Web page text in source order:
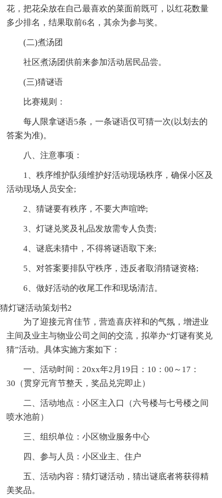
花，把花朵放在自己最喜欢的菜面前既可，以红花数量
多少排名，结果取前6名，其余为参与奖。
(二)煮汤团
社区煮汤团供前来参加活动居民品尝。
(三)猜谜语
比赛规则：
每人限拿谜语5条，一条谜语仅可猜一次(以划去的
答案为准)。
八、注意事项：
1、秩序维护队须维护好活动现场秩序，确保小区及
活动现场人员安全;
2、猜谜要有秩序，不要大声喧哗;
3、灯谜兑奖及礼品发放需专人负责;
4、谜底未猜中，不得将谜语取下来;
5、对答案要排队守秩序，违反者取消猜谜资格;
6、做好活动的收尾工作和现场清洁。
猜灯谜活动策划书2
为了迎接元宵佳节，营造喜庆祥和的气氛，增进业
主间及业主与物业公司之间的交流，拟举办“灯谜有奖兑
猜”活动。具体实施方案如下：
一、活动时间：20xx年2月19日：10：00～17：
30（贯穿元宵节整天，奖品兑完即止）
二、活动地点：小区主入口（六号楼与七号楼之间
喷水池前）
三、组织单位：小区物业服务中心
四、参与人员：小区业主、住户
五、活动内容：猜灯谜活动，猜出谜底者将获得精
美奖品。